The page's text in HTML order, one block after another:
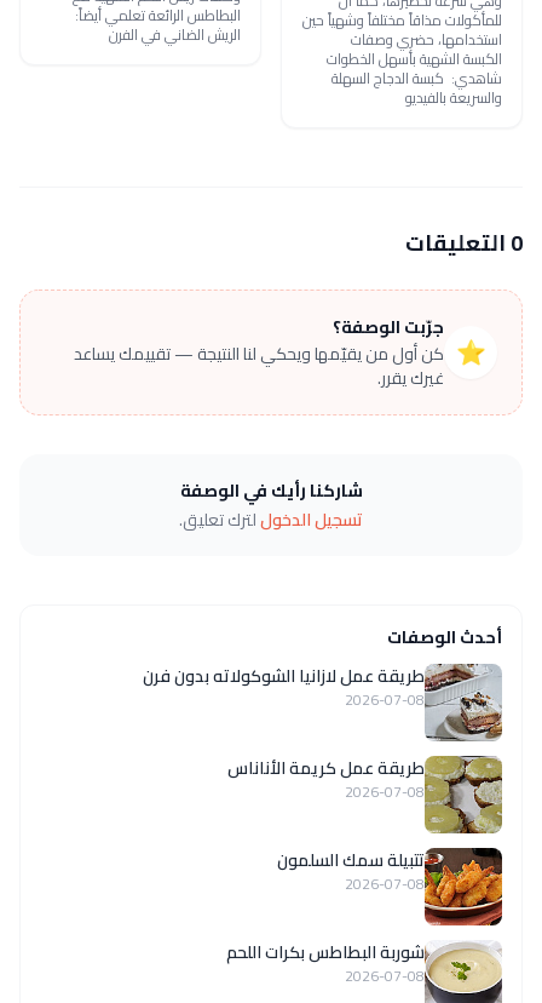
للمأكولات مذاقاً مختلفاً وشهياً حين
استخدامها، حضري وصفات
الكبسة الشهية بأسهل الخطوات
شاهدي: كبسة الدجاج السهلة
والسريعة بالفيديو
البطاطس الرائعة تعلمي أيضاً:
الريش الضاني في الفرن
0 التعليقات
⭐
جرّبت الوصفة؟
كن أول من يقيّمها ويحكي لنا النتيجة — تقييمك يساعد
غيرك يقرر.
شاركنا رأيك في الوصفة
تسجيل الدخوللترك تعليق.
أحدث الوصفات
طريقة عمل لازانيا الشوكولاته بدون فرن
2026-07-08
طريقة عمل كريمة الأناناس
2026-07-08
تتبيلة سمك السلمون
2026-07-08
شوربة البطاطس بكرات اللحم
2026-07-08